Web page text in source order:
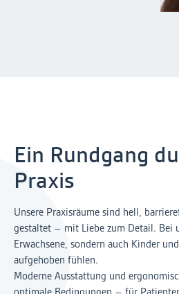
Ein Rundgang
Praxis
Unsere Praxisräume sind hell,
gestaltet – mit Liebe zum Detail. Bei
Erwachsene, sondern auch Kinder
aufgehoben fühlen.
Moderne Ausstattung und